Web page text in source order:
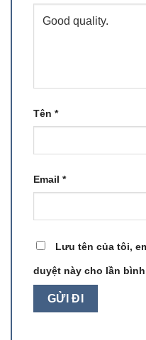
Tên *
Email *
Lưu tên của tôi,
duyệt này cho lần